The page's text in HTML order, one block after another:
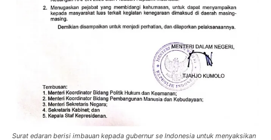
Surat edaran berisi imbauan kepada gubernur se Indonesia untuk menyaksikan